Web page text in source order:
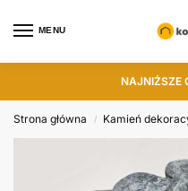
MENU
NAJNIŻSZE
Strona główna / Kamień